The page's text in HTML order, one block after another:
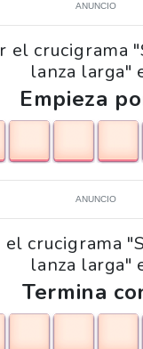
ANUNCIO
el crucigrama
lanza larga"
Empieza
ANUNCIO
crucigrama
lanza larga"
Termina